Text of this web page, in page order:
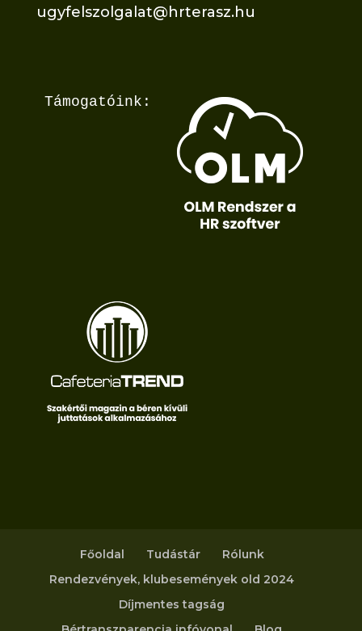
ugyfelszolgalat@hrterasz.hu
Támogatóink:
Főoldal Tudástár
Rólunk
Rendezvények, klubesemények old 2024
Díjmentes tagság